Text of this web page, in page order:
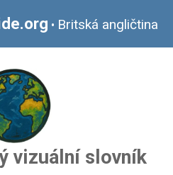
• Britská angličtina
vizuální slovník